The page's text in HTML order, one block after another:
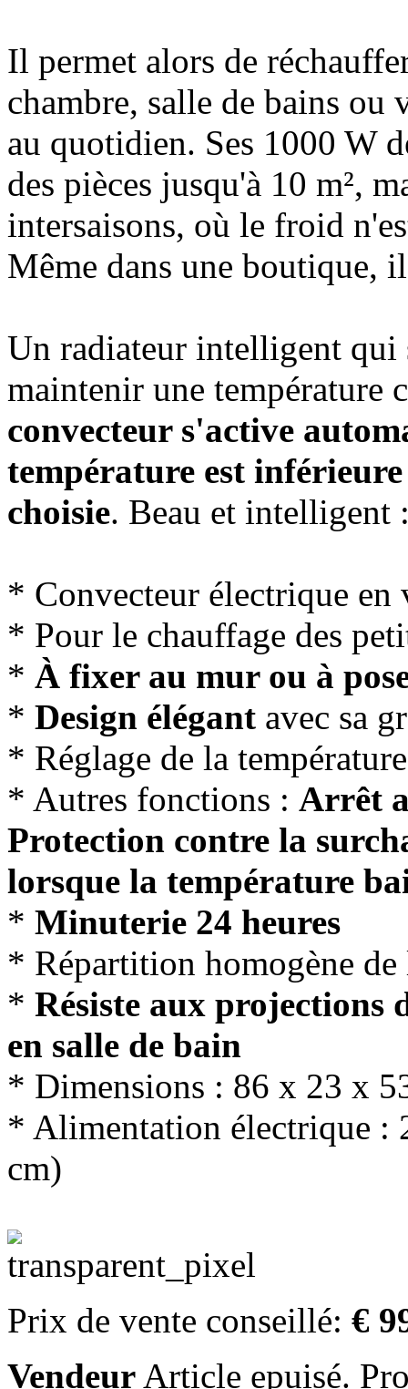
Il permet alors de
chambre, salle de bains
au quotidien. Ses 1000 W
des pièces jusqu'à 10 m²,
intersaisons, où le froid
Même dans une boutique,
Un radiateur intelligent qui
maintenir une température
convecteur s'active
température est
choisie. Beau et intelligent
* Convecteur électrique
* Pour le chauffage des
* À fixer au mur ou à
* Design élégant avec sa
* Réglage de la
* Autres fonctions : Arrêt
Protection contre la
lorsque la température
* Minuterie 24 heures
* Répartition homogène de
* Résiste aux
en salle de bain
* Dimensions : 86 x 23 x
* Alimentation électrique :
cm)
Prix de vente conseillé: €
Vendeur Article epuisé.